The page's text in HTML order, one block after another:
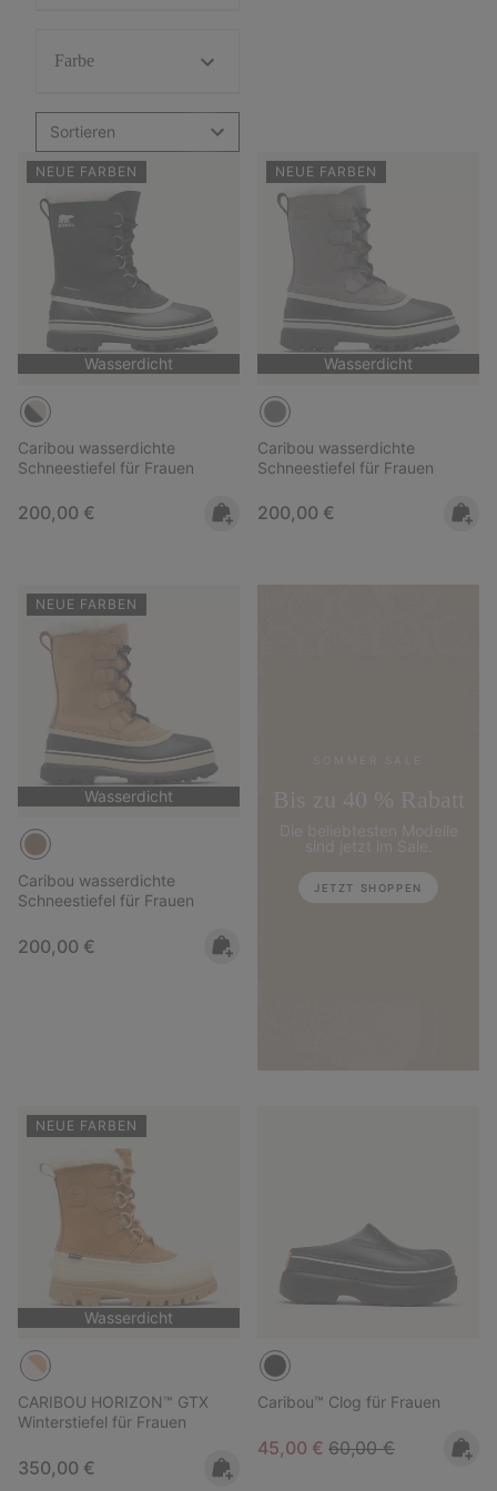
Farbe
Sortieren
NEUE FARBEN
Wasserdicht
Caribou wasserdichte
Schneestiefel für Frauen
Regular price:
200,00 €
NEUE FARBEN
Wasserdicht
Caribou wasserdichte
Schneestiefel für Frauen
Regular price:
200,00 €
NEUE FARBEN
Wasserdicht
Caribou wasserdichte
Schneestiefel für Frauen
Regular price:
200,00 €
JETZT SHOPPEN
NEUE FARBEN
Wasserdicht
CARIBOU HORIZON™ GTX
Winterstiefel für Frauen
Regular price:
350,00 €
Caribou™ Clog für Frauen
Sale price:
45,00 € Regular price:
60,00 €